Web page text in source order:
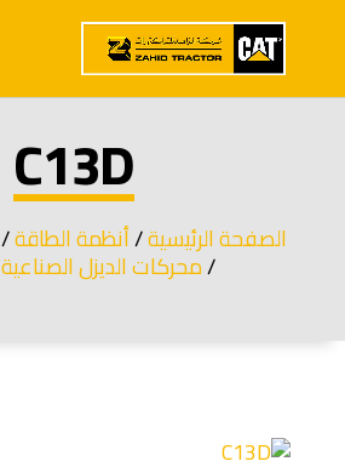
C13D
الصفحة الرئيسية/أنظمة الطاقة/
/محركات الديزل الصناعية